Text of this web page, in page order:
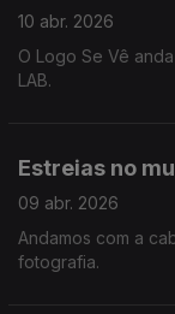
10 abr. 2026
O Logo Se Vê
LAB.
Estreias no
09 abr. 2026
Andamos com a
fotografia.